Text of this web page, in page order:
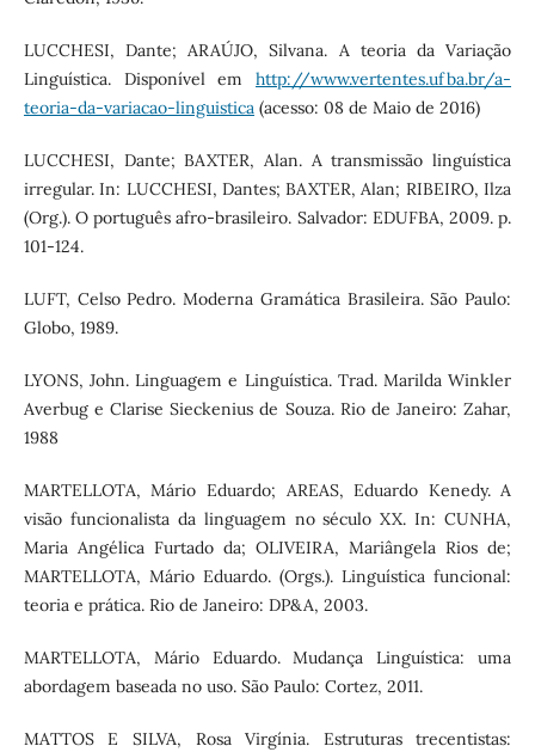
LUCCHESI, Dante; ARAÚJO, Silvana. A teoria da Variação
Linguística. Disponível emhttp://www.vertentes.ufba.br/a-
teoria-da-variacao-linguistica(acesso: 08 de Maio de 2016)
LUCCHESI, Dante; BAXTER, Alan. A transmissão linguística
irregular. In: LUCCHESI, Dantes; BAXTER, Alan; RIBEIRO, Ilza
(Org.). O português afro-brasileiro. Salvador: EDUFBA, 2009. p.
101-124.
LUFT, Celso Pedro. Moderna Gramática Brasileira. São Paulo:
Globo, 1989.
LYONS, John. Linguagem e Linguística. Trad. Marilda Winkler
Averbug e Clarise Sieckenius de Souza. Rio de Janeiro: Zahar,
1988
MARTELLOTA, Mário Eduardo; AREAS, Eduardo Kenedy. A
visão funcionalista da linguagem no século XX. In: CUNHA,
Maria Angélica Furtado da; OLIVEIRA, Mariângela Rios de;
MARTELLOTA, Mário Eduardo. (Orgs.). Linguística funcional:
teoria e prática. Rio de Janeiro: DP&A, 2003.
MARTELLOTA, Mário Eduardo. Mudança Linguística: uma
abordagem baseada no uso. São Paulo: Cortez, 2011.
MATTOS E SILVA, Rosa Virgínia. Estruturas trecentistas: